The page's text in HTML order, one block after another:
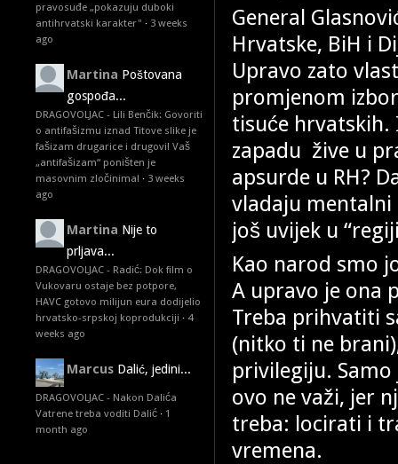
pravosuđe „pokazuju duboki
antihrvatski karakter" · 3 weeks
ago
Martina Poštovana
gospođa...
DRAGOVOLJAC - Lili Benčik: Govoriti
o antifašizmu iznad Titove slike je
fašizam drugarice i drugovi! Vaš
„antifašizam“ poništen je
masovnim zločinima! · 3 weeks
ago
Martina Nije to
prljava...
DRAGOVOLJAC - Radić: Dok film o
Vukovaru ostaje bez potpore,
HAVC gotovo milijun eura dodijelio
hrvatsko-srpskoj koprodukciji · 4
weeks ago
Marcus Dalić, jedini...
DRAGOVOLJAC - Nakon Dalića
Vatrene treba voditi Dalić · 1
month ago
General
Hrvatske, BiH i
Upravo zato
promjenom
tisuće hrvatskih.
zapadu žive u
apsurde u RH?
vladaju
još uvijek u
Kao narod smo
A upravo je ona
Treba prihvatiti
(nitko ti ne
privilegiju.
ovo ne važi, jer
treba: locirati i
vremena.